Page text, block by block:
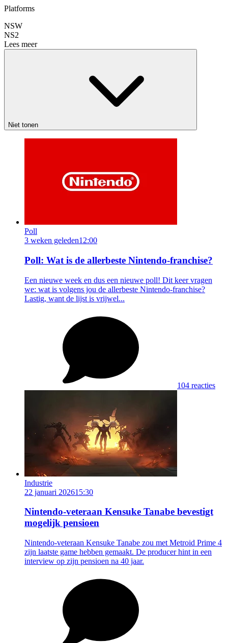
Platforms
NSW
NS2
Lees meer
Niet tonen
Poll
3 weken geleden12:00
Poll: Wat is de allerbeste Nintendo-franchise?
Een nieuwe week en dus een nieuwe poll! Dit keer vragen
we: wat is volgens jou de allerbeste Nintendo-franchise?
Lastig, want de lijst is vrijwel...
104 reacties
Industrie
22 januari 202615:30
Nintendo-veteraan Kensuke Tanabe bevestigt
mogelijk pensioen
Nintendo-veteraan Kensuke Tanabe zou met Metroid Prime 4
zijn laatste game hebben gemaakt. De producer hint in een
interview op zijn pensioen na 40 jaar.